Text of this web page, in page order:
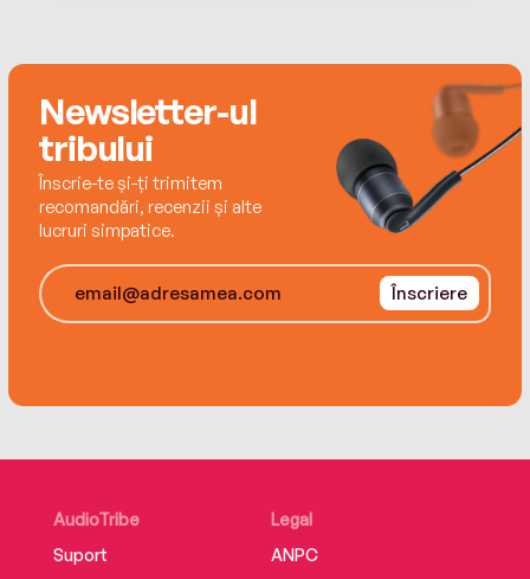
Newsletter-ul
tribului
Înscrie-te și-ți trimitem
recomandări, recenzii și alte
lucruri simpatice.
Înscriere
AudioTribe
Suport
Legal
ANPC